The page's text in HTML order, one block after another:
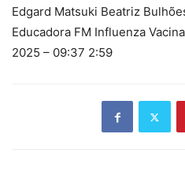
Edgard Matsuki Beatriz
Educadora FM Influenza
2025 – 09:37 2:59